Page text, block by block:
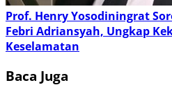
Prof. Henry Yosodiningrat
Febri Adriansyah, Ungkap
Keselamatan
Baca Juga